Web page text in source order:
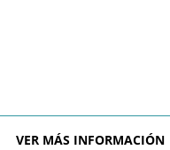
VER MÁS INFORMACIÓN